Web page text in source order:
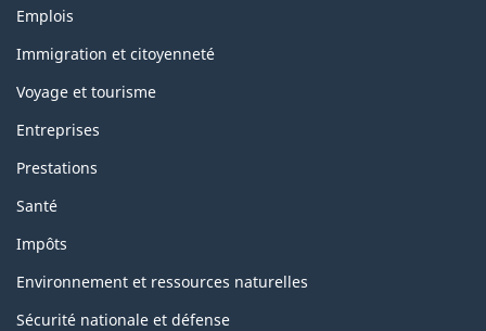
Thèmes
sujets
Emplois
Immigration et citoyenneté
Voyage et tourisme
Entreprises
Prestations
Santé
Impôts
Environnement et ressources naturelles
Sécurité nationale et défense